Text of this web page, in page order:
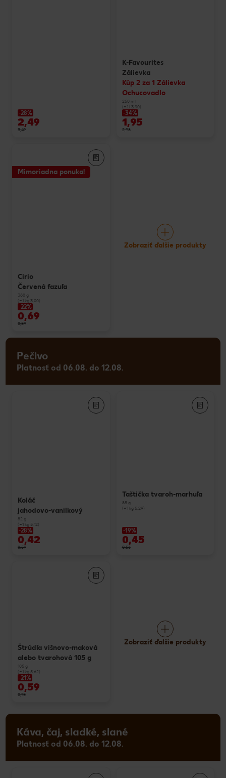
-28%
2,49
3,49
K-Favourites
Zálievka
Kúp 2 za 1 Zálievka
Ochucovadlo
250 ml
(=1 l 3,90)
-34%
1,95
2,98
Mimoriadna ponuka!
Cirio
Červená fazuľa
380 g
(=1 kg 3,00)
-22%
0,69
0,89
Zobraziť ďalšie produkty
Pečivo
Platnosť od 06.08. do 12.08.
Koláč
jahodovo-vanilkový
82 g
(=1 kg 5,12)
-28%
0,42
0,59
Taštička tvaroh-marhuľa
85 g
(=1 kg 5,29)
-19%
0,45
0,56
Štrúdľa višnovo-maková
alebo tvarohová 105 g
105 g
(=1 kg 5,62)
-21%
0,59
0,75
Zobraziť ďalšie produkty
Káva, čaj, sladké, slané
Platnosť od 06.08. do 12.08.